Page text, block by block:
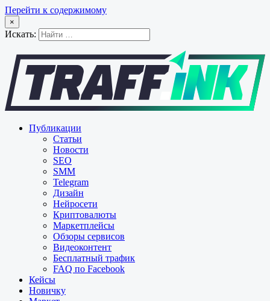
Перейти к содержимому
×
Искать:
Публикации
Статьи
Новости
SEO
SMM
Telegram
Дизайн
Нейросети
Криптовалюты
Маркетплейсы
Обзоры сервисов
Видеоконтент
Бесплатный трафик
FAQ по Facebook
Кейсы
Новичку